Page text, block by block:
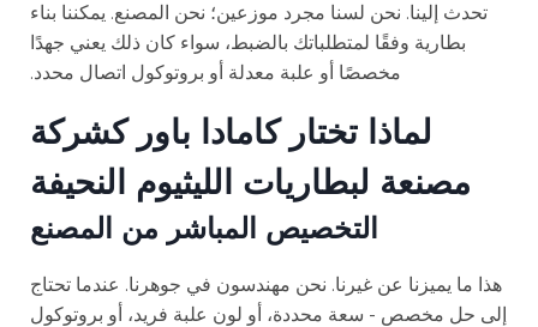
تحدث إلينا. نحن لسنا مجرد موزعين؛ نحن المصنع. يمكننا بناء
بطارية وفقًا لمتطلباتك بالضبط، سواء كان ذلك يعني جهدًا
مخصصًا أو علبة معدلة أو بروتوكول اتصال محدد.
لماذا تختار كامادا باور كشركة
مصنعة لبطاريات الليثيوم النحيفة
التخصيص المباشر من المصنع
هذا ما يميزنا عن غيرنا. نحن مهندسون في جوهرنا. عندما تحتاج
إلى حل مخصص - سعة محددة، أو لون علبة فريد، أو بروتوكول